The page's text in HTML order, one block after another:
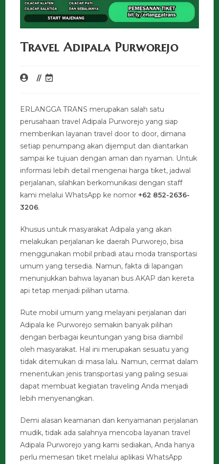
Travel Adipala Purworejo
ERLANGGA TRANS merupakan salah satu
perusahaan travel Adipala Purworejo yang siap
memberikan layanan travel door to door, dimana
setiap penumpang akan dijemput dan diantarkan
sampai ke tujuan dengan aman dan nyaman. Untuk
informasi lebih detail mengenai harga tiket, jadwal
perjalanan, silahkan berkomunikasi dengan staff
kami melalui WhatsApp ke nomor+62 852-2636-
3206.
Khusus untuk masyarakat Adipala yang akan
melakukan perjalanan ke daerah Purworejo, bisa
menggunakan mobil pribadi atau moda transportasi
umum yang tersedia. Namun, fakta di lapangan
menunjukkan bahwa layanan bus AKAP dan kereta
api tetap menjadi pilihan utama.
Rute mobil umum yang melayani perjalanan dari
Adipala ke Purworejo semakin banyak pilihan
dengan berbagai keuntungan yang bisa diambil
oleh masyarakat. Hal ini merupakan sesuatu yang
tidak ditemukan di masa lalu. Namun, cermat dalam
menentukan jenis transportasi yang paling sesuai
dapat membuat kegiatan traveling Anda menjadi
lebih menyenangkan.
Demi alasan keamanan dan kenyamanan perjalanan
mudik, tidak ada salahnya mencoba layanan travel
Adipala Purworejo yang kami sediakan, Anda hanya
perlu memesan tiket melalui aplikasi WhatsApp